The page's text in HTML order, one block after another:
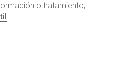
o tratamiento,